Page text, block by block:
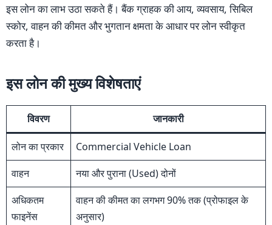
इस लोन का लाभ उठा सकते हैं। बैंक ग्राहक की आय, व्यवसाय, सिबिल
स्कोर, वाहन की कीमत और भुगतान क्षमता के आधार पर लोन स्वीकृत
करता है।
इस लोन की मुख्य विशेषताएं
विवरण जानकारी
लोन का प्रकार
Commercial Vehicle Loan
वाहन
नया और पुराना (Used) दोनों
अधिकतम
फाइनेंस
वाहन की कीमत का लगभग 90% तक (प्रोफाइल के
अनुसार)